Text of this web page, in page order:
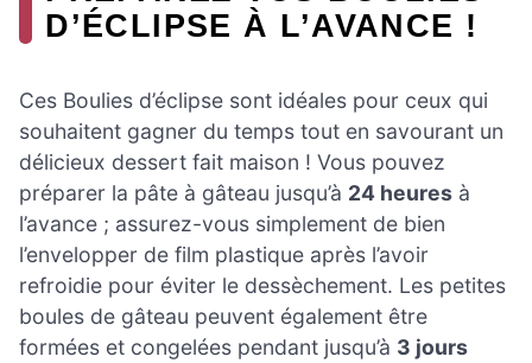
D’ÉCLIPSE À L’AVANCE !
Ces Boulies d’éclipse sont idéales pour ceux qui
souhaitent gagner du temps tout en savourant un
délicieux dessert fait maison ! Vous pouvez
préparer la pâte à gâteau jusqu’à 24 heures à
l’avance ; assurez-vous simplement de bien
l’envelopper de film plastique après l’avoir
refroidie pour éviter le dessèchement. Les petites
boules de gâteau peuvent également être
formées et congelées pendant jusqu’à 3 jours